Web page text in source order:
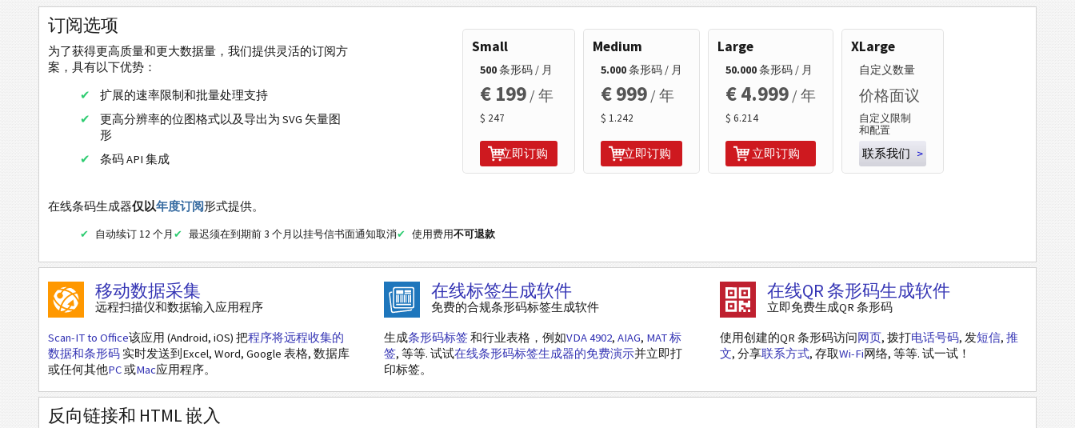
Telepen Alpha
邮政条码
GS1 DataBar
EAN / UPC
GS1二维条码
银行和支付
移动标签
医疗保健条码
ISBN 码
订阅选项
为了获得更高质量和更大数据量，我们提供灵活的订阅方
案，具有以下优势：
扩展的速率限制和批量处理支持
更高分辨率的位图格式以及导出为 SVG 矢量图
形
条码 API 集成
Small
500条形码 / 月
€ 199 / 年
$ 247
立即订购
Medium
5.000条形码 / 月
€ 999 / 年
$ 1.242
立即订购
Large
50.000条形码 / 月
€ 4.999 / 年
$ 6.214
立即订购
XLarge
自定义数量
价格面议
自定义限制
和配置
联系我们 >
在线条码生成器仅以年度订阅形式提供。
自动续订 12 个月 最迟须在到期前 3 个月以挂号信书面通知取消 使用费用不可退款
移动数据采集
远程扫描仪和数据输入应用程序
Scan-IT to Office该应用 (Android, iOS) 把程序将远程收集的
数据和条形码 实时发送到Excel, Word, Google 表格, 数据库
或任何其他PC或Mac应用程序。
在线标签生成软件
免费的合规条形码标签生成软件
生成条形码标签和行业表格，例如VDA 4902, AIAG, MAT 标
签, 等等. 试试在线条形码标签生成器的免费演示并立即打
印标签。
在线QR 条形码生成软件
立即免费生成QR 条形码
使用创建的QR 条形码访问网页, 拨打电话号码, 发短信, 推
文, 分享联系方式, 存取Wi-Fi网络, 等等. 试一试！
反向链接和 HTML 嵌入